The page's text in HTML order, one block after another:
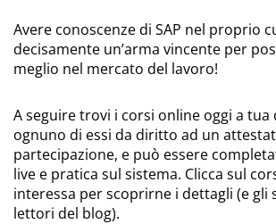
Avere conoscenze di SAP nel proprio
decisamente un’arma vincente per
meglio nel mercato del lavoro!
A seguire trovi i corsi online oggi a tua
ognuno di essi da diritto ad un
partecipazione, e può essere
live e pratica sul sistema. Clicca sul
interessa per scoprirne i dettagli (e gli
lettori del blog).